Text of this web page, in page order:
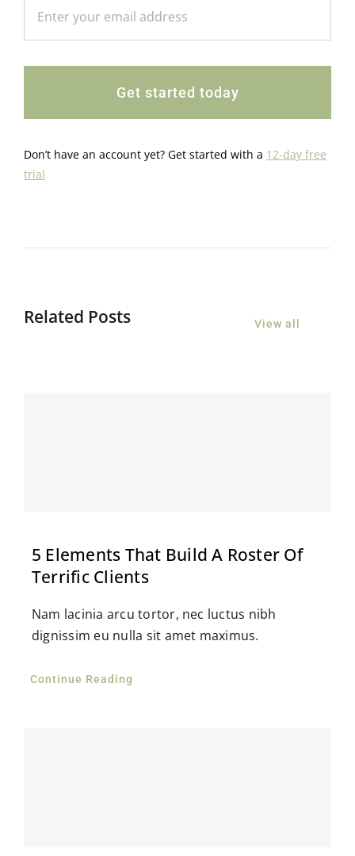
Get started today
Don’t have an account yet? Get started with a 12-day free
trial
Related Posts View all
5 Elements That Build A Roster Of
Terrific Clients
Nam lacinia arcu tortor, nec luctus nibh
dignissim eu nulla sit amet maximus.
Continue Reading